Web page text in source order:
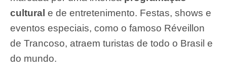
cultural e de entretenimento. Festas, shows e
eventos especiais, como o famoso Réveillon
de Trancoso, atraem turistas de todo o Brasil e
do mundo.